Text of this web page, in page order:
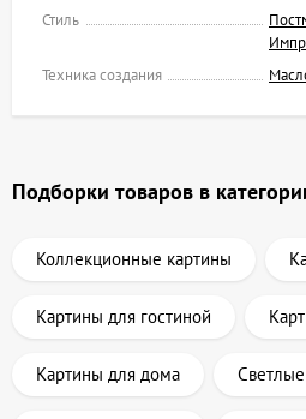
Стиль
Техника создания
Подборки товаров в
Коллекционные картины
Картины для гостиной
Картины для дома